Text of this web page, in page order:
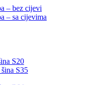
– bez cijevi
– sa cijevima
S20
S35